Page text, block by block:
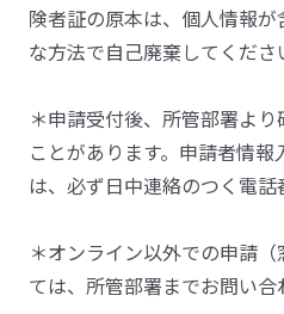
険者証の原本は、個人情報
な方法で自己廃棄してくださ
＊申請受付後、所管部署よ
ことがあります。申請者情
は、必ず日中連絡のつく電話
＊オンライン以外での申請
ては、所管部署までお問い合